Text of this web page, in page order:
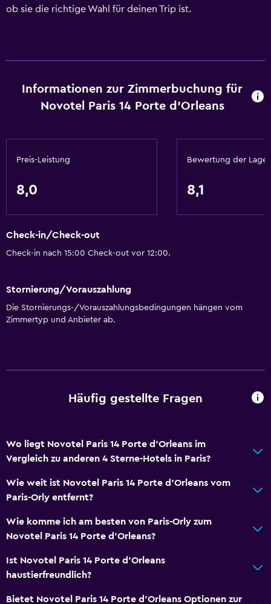
ob sie die richtige Wahl für deinen Trip ist.
Informationen zur Zimmerbuchung für
Novotel Paris 14 Porte d'Orleans
Preis-Leistung
8,0
Bewertung der Lage
8,1
Check-in/Check-out
Check-in nach 15:00 Check-out vor 12:00.
Stornierung/Vorauszahlung
Die Stornierungs-/Vorauszahlungsbedingungen hängen vom
Zimmertyp und Anbieter ab.
Häufig gestellte Fragen
Wo liegt Novotel Paris 14 Porte d'Orleans im
Vergleich zu anderen 4 Sterne-Hotels in Paris?
Wie weit ist Novotel Paris 14 Porte d'Orleans vom
Paris-Orly entfernt?
Wie komme ich am besten von Paris-Orly zum
Novotel Paris 14 Porte d'Orleans?
Ist Novotel Paris 14 Porte d'Orleans
haustierfreundlich?
Bietet Novotel Paris 14 Porte d'Orleans Optionen zur